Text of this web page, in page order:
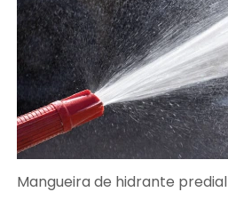
Mangueira de hidrante predial